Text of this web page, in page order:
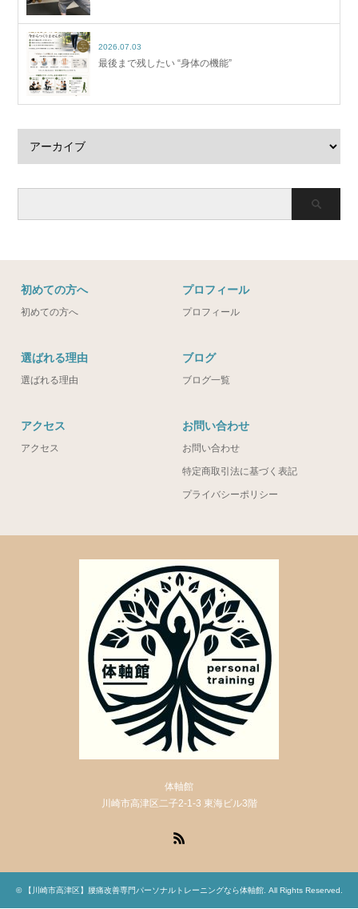
2026.07.03
最後まで残したい “身体の機能”
初めての方へ
初めての方へ
プロフィール
プロフィール
選ばれる理由
選ばれる理由
ブログ
ブログ一覧
アクセス
アクセス
お問い合わせ
お問い合わせ
特定商取引法に基づく表記
プライバシーポリシー
体軸館
川崎市高津区二子2-1-3 東海ビル3階
© 【川崎市高津区】腰痛改善専門パーソナルトレーニングなら体軸館. All Rights Reserved.